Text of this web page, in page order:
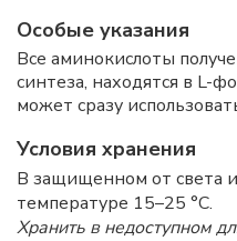
Особые указания
Все аминокислоты
синтеза, находятся в L-
может сразу
Условия хранения
В защищенном от света
температуре 15–25 °C.
Хранить в недоступном